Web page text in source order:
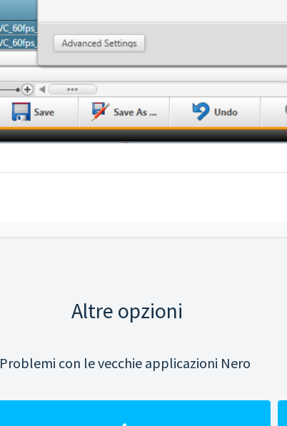
Altre opzioni
Problemi con le vecchie applicazioni Nero